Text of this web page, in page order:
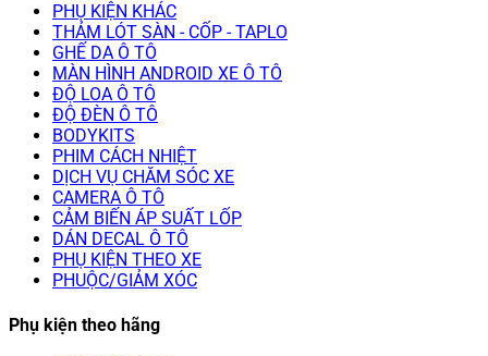
PHỤ KIỆN KHÁC
THẢM LÓT SÀN - CỐP - TAPLO
GHẾ DA Ô TÔ
MÀN HÌNH ANDROID XE Ô TÔ
ĐỘ LOA Ô TÔ
ĐỘ ĐÈN Ô TÔ
BODYKITS
PHIM CÁCH NHIỆT
DỊCH VỤ CHĂM SÓC XE
CAMERA Ô TÔ
CẢM BIẾN ÁP SUẤT LỐP
DÁN DECAL Ô TÔ
PHỤ KIỆN THEO XE
PHUỘC/GIẢM XÓC
Phụ kiện theo hãng